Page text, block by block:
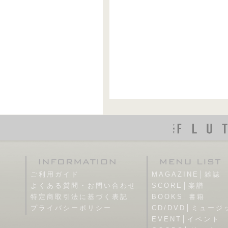
ご利用ガイド
よくある質問・お問い合わせ
特定商取引法に基づく表記
プライバシーポリシー
MAGAZINE│雑誌
SCORE│楽譜
BOOKS│書籍
CD/DVD│ミュージ
EVENT│イベント